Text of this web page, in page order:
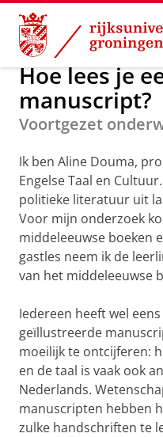
Skip
Content
Skip
Navigation
Maatschappij/bedrijven
Hoe lees je
manuscript?
Voortgezet
Ik ben Aline Douma,
Engelse Taal en
politieke literatuur uit
Voor mijn onderzoek
middeleeuwse boeken
gastles neem ik de
van het middeleeuwse
Iedereen heeft wel
geïllustreerde
moeilijk te ontcijferen:
en de taal is vaak ook
Nederlands.
manuscripten hebben
zulke handschriften te